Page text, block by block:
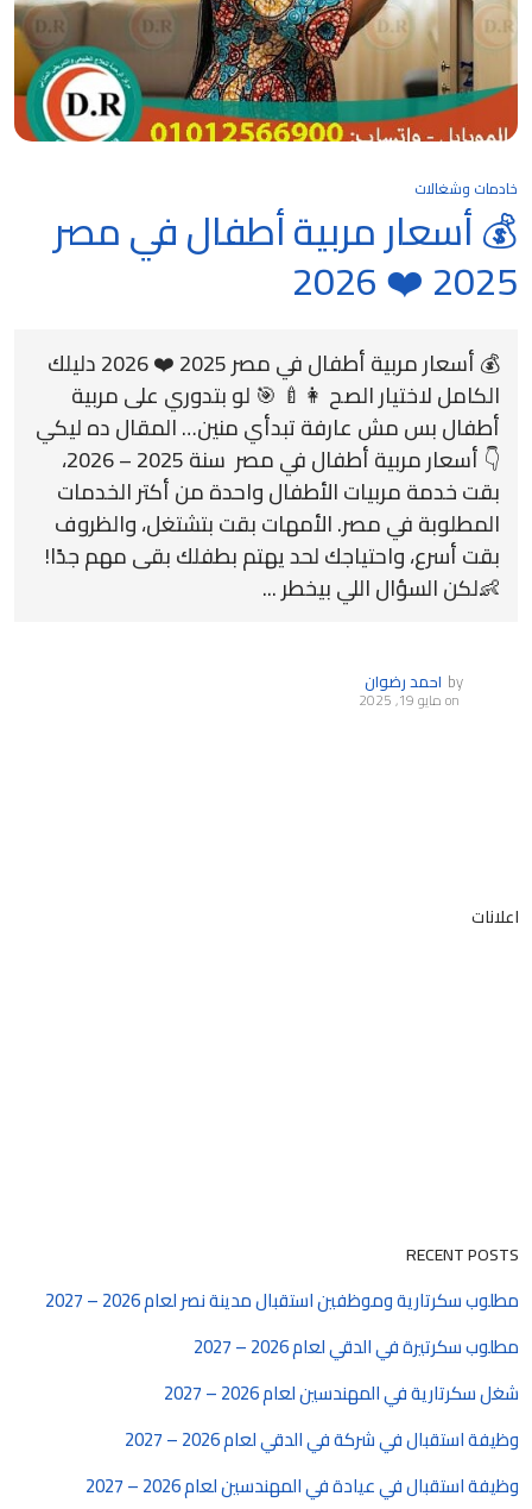
خادمات وشغالات
💰 أسعار مربية أطفال في مصر
2025 ❤️ 2026
💰 أسعار مربية أطفال في مصر 2025 ❤️ 2026 دليلك
الكامل لاختيار الصح 👩‍🍼 🎯 لو بتدوري على مربية
أطفال بس مش عارفة تبدأي منين… المقال ده ليكي
👇 أسعار مربية أطفال في مصر سنة 2025 – 2026،
بقت خدمة مربيات الأطفال واحدة من أكتر الخدمات
المطلوبة في مصر. الأمهات بقت بتشتغل، والظروف
بقت أسرع، واحتياجك لحد يهتم بطفلك بقى مهم جدًا!
👶لكن السؤال اللي بيخطر ...
by احمد رضوان
onمايو 19, 2025
اعلانات
RECENT POSTS
مطلوب سكرتارية وموظفين استقبال مدينة نصر لعام 2026 – 2027
مطلوب سكرتيرة في الدقي لعام 2026 – 2027
شغل سكرتارية في المهندسين لعام 2026 – 2027
وظيفة استقبال في شركة في الدقي لعام 2026 – 2027
وظيفة استقبال في عيادة في المهندسين لعام 2026 – 2027